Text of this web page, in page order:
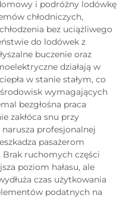
i podróżny lodówkę
chłodniczych,
bez uciążliwego
do lodówek z
buczenie oraz
działają w
w stanie stałym, co
wymagających
bezgłośna praca
zakłóca snu przy
profesjonalnej
pasażerom
ruchomych części
poziom hałasu, ale
czas użytkowania
podatnych na